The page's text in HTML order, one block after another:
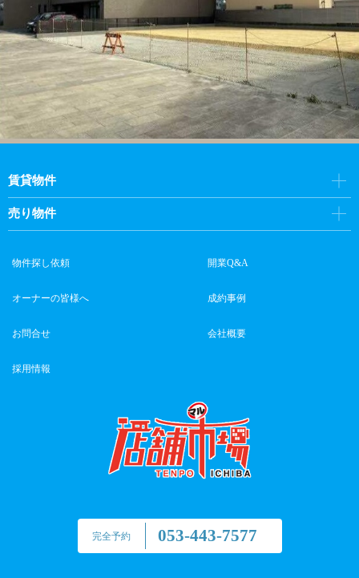
完全予約 053-443-7577
賃貸物件
売り物件
物件探し依頼 開業Q&A
オーナーの皆様へ 成約事例
お問合せ 会社概要
採用情報